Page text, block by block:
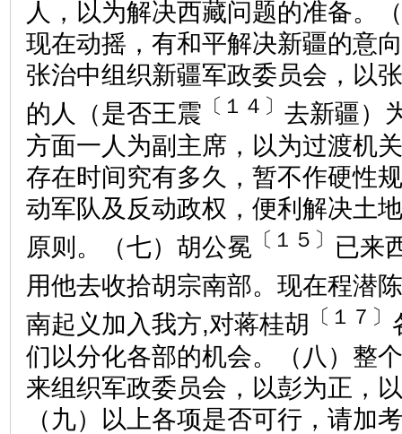
人，以为解决西藏问题的准备。
现在动摇，有和平解决新疆的意
张治中组织新疆军政委员会，以
的人（是否王震 〔１４〕 去新疆）
方面一人为副主席，以为过渡机
存在时间究有多久，暂不作硬性
动军队及反动政权，便利解决土
原则。（七）胡公冕 〔１５〕 已来
用他去收拾胡宗南部。现在程潜
南起义加入我方,对蒋桂胡
〔１７〕
们以分化各部的机会。（八）整
来组织军政委员会，以彭为正，
（九）以上各项是否可行，请加